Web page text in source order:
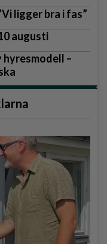
ligger bra i fas”
augusti
–